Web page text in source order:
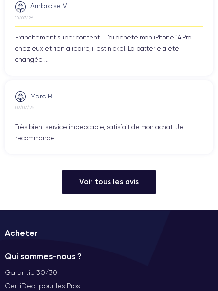
Ambroise V.
10/07/26
Franchement super content ! J'ai acheté mon iPhone 14 Pro
chez eux et rien à redire, il est nickel. La batterie a été
changée ...
Marc B.
09/07/26
Très bien, service impeccable, satisfait de mon achat. Je
recommande !
Voir tous les avis
Acheter
Qui sommes-nous ?
Garantie 30/30
CertiDeal pour les Pros